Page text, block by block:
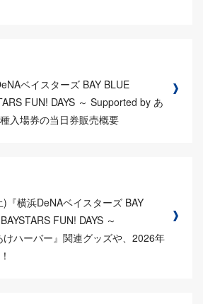
ベイスターズ BAY BLUE
FUN! DAYS ～ Supported by あ
入場券の当日券販売概要
)『横浜DeNAベイスターズ BAY
FUN! DAYS ～
ハーバー』関連グッズや、2026年